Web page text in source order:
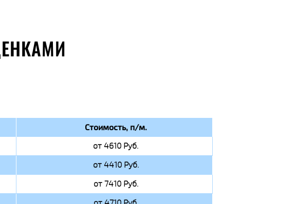
Стоимость, п/м.
от 4610 Руб.
от 4410 Руб.
от 7410 Руб.